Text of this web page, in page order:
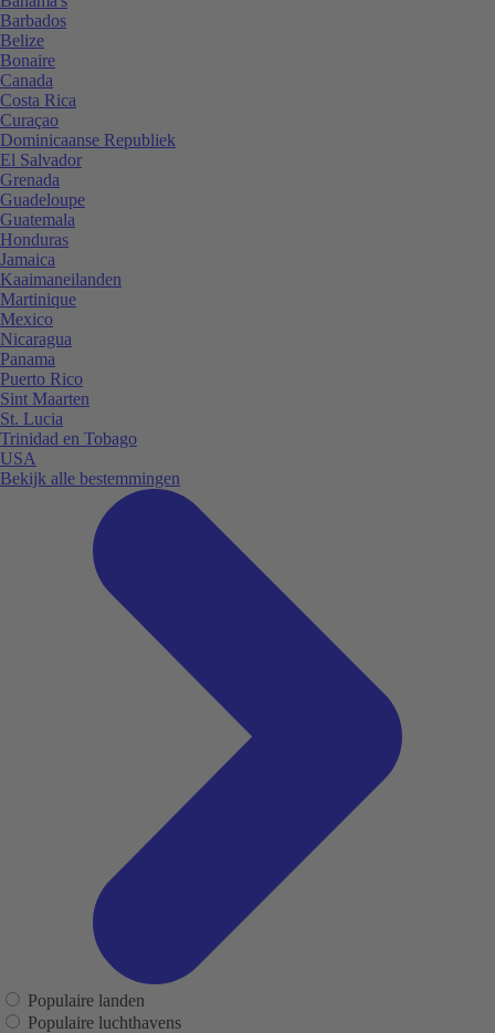
Barbados
Belize
Bonaire
Canada
Costa Rica
Curaçao
Dominicaanse Republiek
El Salvador
Grenada
Guadeloupe
Guatemala
Honduras
Jamaica
Kaaimaneilanden
Martinique
Mexico
Nicaragua
Panama
Puerto Rico
Sint Maarten
St. Lucia
Trinidad en Tobago
USA
Bekijk alle bestemmingen
Populaire landen
Populaire luchthavens